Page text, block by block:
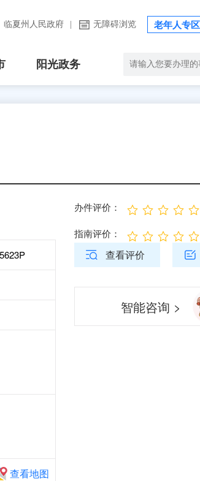
临夏州人民政府 无障碍浏览 老年人专区
阳光政务
查看地图
办件评价：
指南评价：
查看评价
智能咨询 >